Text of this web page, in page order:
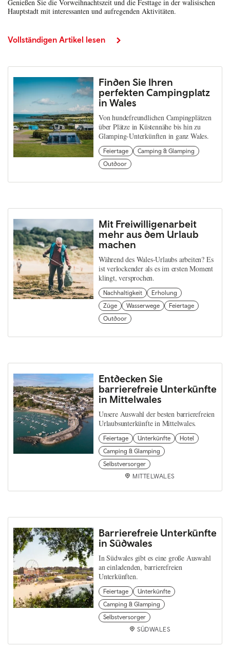
Genießen Sie die Vorweihnachtszeit und die Festtage in der walisischen
Hauptstadt mit interessanten und aufregenden Aktivitäten.
Vollständigen Artikel lesen
Finden Sie Ihren
perfekten Campingplatz
in Wales
Von hundefreundlichen Campingplätzen
über Plätze in Küstennähe bis hin zu
Glamping-Unterkünften in ganz Wales.
Feiertage
Camping & Glamping
Outdoor
Mit Freiwilligenarbeit
mehr aus dem Urlaub
machen
Während des Wales-Urlaubs arbeiten? Es
ist verlockender als es im ersten Moment
klingt, versprochen.
Nachhaltigkeit
Erholung
Züge
Wasserwege
Feiertage
Outdoor
Entdecken Sie
barrierefreie Unterkünfte
in Mittelwales
Unsere Auswahl der besten barrierefreien
Urlaubsunterkünfte in Mittelwales.
Feiertage Unterkünfte
Hotel
Camping & Glamping
Selbstversorger
MITTELWALES
Barrierefreie Unterkünfte
in Südwales
In Südwales gibt es eine große Auswahl
an einladenden, barrierefreien
Unterkünften.
Feiertage
Unterkünfte
Camping & Glamping
Selbstversorger
SÜDWALES